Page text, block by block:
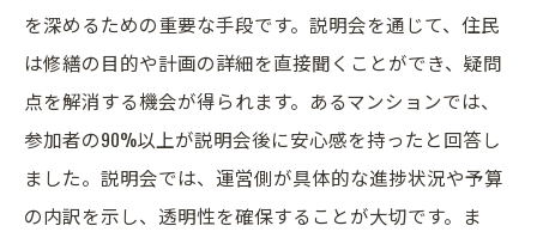
を深めるための重要な手段です。説明会を通じて、住民
は修繕の目的や計画の詳細を直接聞くことができ、疑問
点を解消する機会が得られます。あるマンションでは、
参加者の90%以上が説明会後に安心感を持ったと回答し
ました。説明会では、運営側が具体的な進捗状況や予算
の内訳を示し、透明性を確保することが大切です。ま